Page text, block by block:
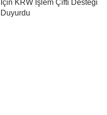
İçin KRW İşlem Çifti Desteği
Duyurdu